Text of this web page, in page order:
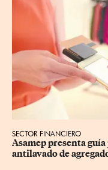
SECTOR FINANCIERO
Asamep presenta
antilavado de